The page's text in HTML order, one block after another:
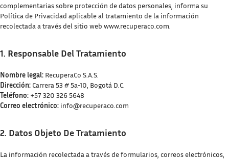
complementarias sobre protección de datos personales, informa su
Política de Privacidad aplicable al tratamiento de la información
recolectada a través del sitio web www.recuperaco.com.
1. Responsable Del Tratamiento
Nombre legal: RecuperaCo S.A.S.
Dirección: Carrera 53 # 5a-10, Bogotá D.C.
Teléfono: +57 320 326 5648
Correo electrónico: info@recuperaco.com
2. Datos Objeto De Tratamiento
La información recolectada a través de formularios, correos electrónicos,